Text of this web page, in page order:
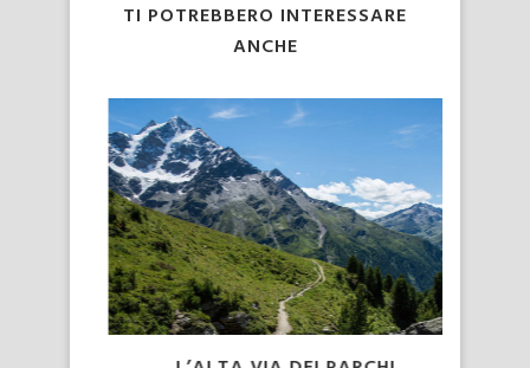
TI POTREBBERO INTERESSARE
ANCHE